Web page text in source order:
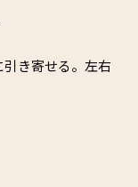
引き寄せる。左右